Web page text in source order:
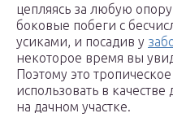
цепляясь за любую
боковые побеги с
усиками, и посадив у
некоторое время вы
Поэтому это
использовать в
на дачном участке.